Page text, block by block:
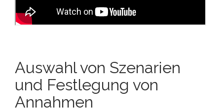
Auswahl von Szenarien
und Festlegung von
Annahmen